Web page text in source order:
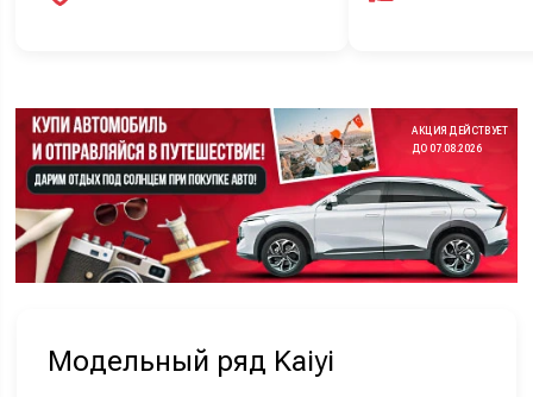
АКЦИЯ ДЕЙСТВУЕТ
ДО 07.08.2026
Модельный ряд Kaiyi